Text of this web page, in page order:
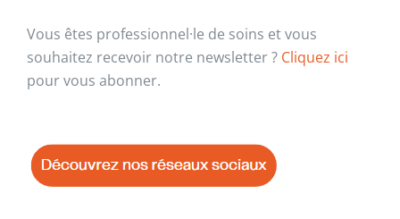
Vous êtes professionnel·le de soins et vous
souhaitez recevoir notre newsletter ? Cliquez ici
pour vous abonner.